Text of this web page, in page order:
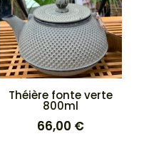
Théière fonte verte
800ml
66,00 €